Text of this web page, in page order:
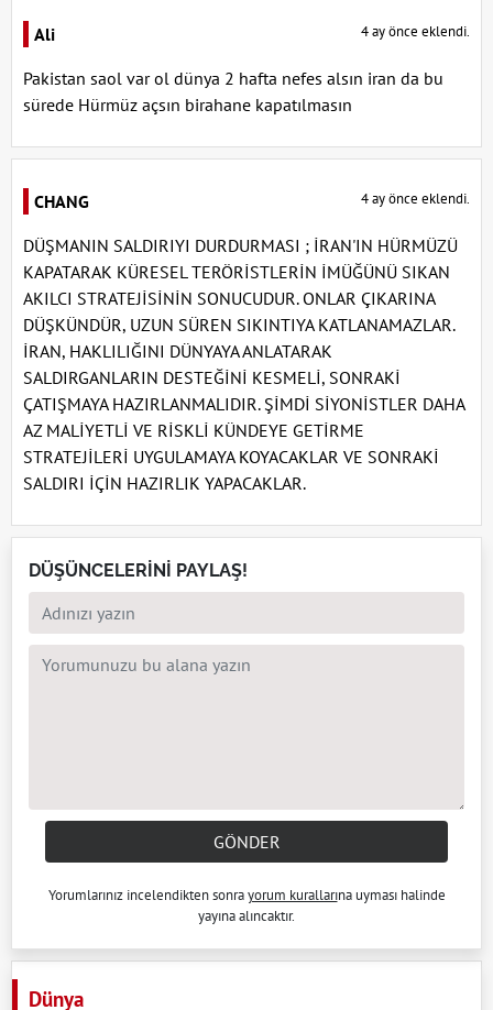
Ali 4 ay önce eklendi.
Pakistan saol var ol dünya 2 hafta nefes alsın iran da bu
sürede Hürmüz açsın birahane kapatılmasın
CHANG 4 ay önce eklendi.
DÜŞMANIN SALDIRIYI DURDURMASI ; İRAN'IN HÜRMÜZÜ
KAPATARAK KÜRESEL TERÖRİSTLERİN İMÜĞÜNÜ SIKAN
AKILCI STRATEJİSİNİN SONUCUDUR. ONLAR ÇIKARINA
DÜŞKÜNDÜR, UZUN SÜREN SIKINTIYA KATLANAMAZLAR.
İRAN, HAKLILIĞINI DÜNYAYA ANLATARAK
SALDIRGANLARIN DESTEĞİNİ KESMELİ, SONRAKİ
ÇATIŞMAYA HAZIRLANMALIDIR. ŞİMDİ SİYONİSTLER DAHA
AZ MALİYETLİ VE RİSKLİ KÜNDEYE GETİRME
STRATEJİLERİ UYGULAMAYA KOYACAKLAR VE SONRAKİ
SALDIRI İÇİN HAZIRLIK YAPACAKLAR.
DÜŞÜNCELERİNİ PAYLAŞ!
GÖNDER
Yorumlarınız incelendikten sonrayorum kurallarına uyması halinde
yayına alıncaktır.
Dünya